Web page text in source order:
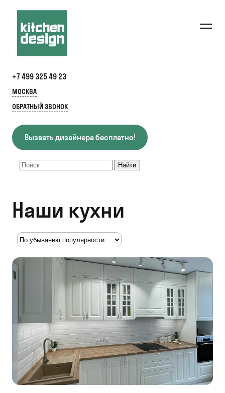
+7 499 325 49 23
МОСКВА
ОБРАТНЫЙ ЗВОНОК
Вызвать дизайнера бесплатно!
Наши кухни